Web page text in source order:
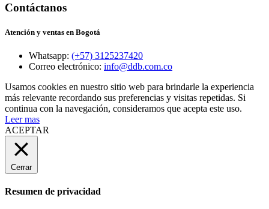
Contáctanos
Atención y ventas en Bogotá
Whatsapp: (+57) 3125237420
Correo electrónico: info@ddb.com.co
Usamos cookies en nuestro sitio web para brindarle la experiencia
más relevante recordando sus preferencias y visitas repetidas. Si
continua con la navegación, consideramos que acepta este uso.
Leer mas
ACEPTAR
Cerrar
Resumen de privacidad